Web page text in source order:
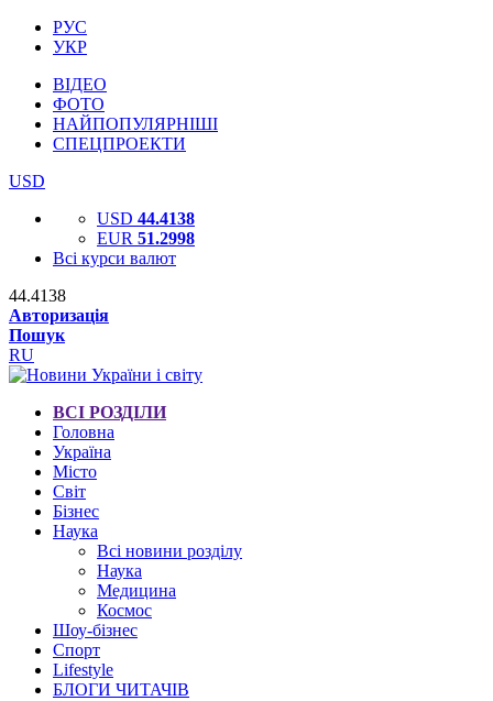
РУС
УКР
ВІДЕО
ФОТО
НАЙПОПУЛЯРНІШІ
СПЕЦПРОЕКТИ
USD
USD 44.4138
EUR 51.2998
Всі курси валют
44.4138
Авторизація
Пошук
RU
ВСІ РОЗДІЛИ
Головна
Україна
Місто
Світ
Бізнес
Наука
Всі новини розділу
Наука
Медицина
Космос
Шоу-бізнес
Спорт
Lifestyle
БЛОГИ ЧИТАЧІВ